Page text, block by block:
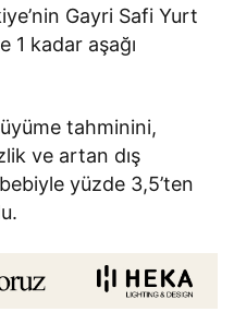
Gayri Safi Yurt
1 kadar aşağı
tahminini,
ve artan dış
yüzde 3,5’ten